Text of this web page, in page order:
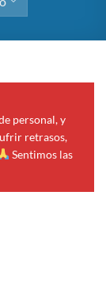
personal, y
retrasos,
Sentimos las